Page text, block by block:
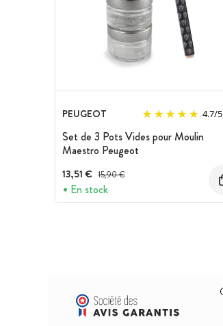
PEUGEOT 4.7/5
Set de 3 Pots Vides pour Moulin
Maestro Peugeot
13,51 € Prix avant réduction :
15,90 €
En stock